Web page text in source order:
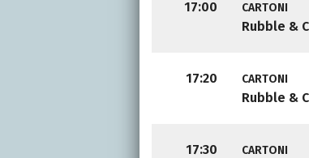
17:00 CARTONI
Rubble &
17:20 CARTONI
Rubble &
17:30 CARTONI